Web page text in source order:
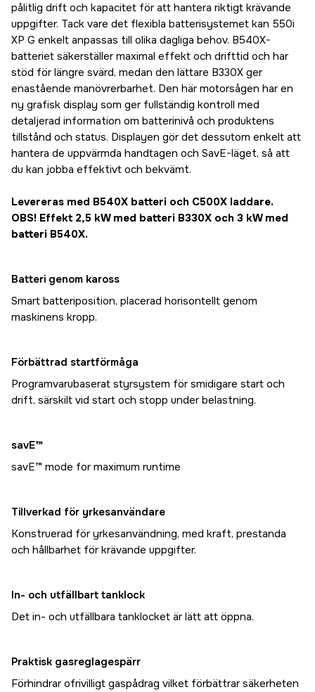
pålitlig drift och kapacitet för att hantera riktigt krävande
uppgifter. Tack vare det flexibla batterisystemet kan 550i
XP G enkelt anpassas till olika dagliga behov. B540X-
batteriet säkerställer maximal effekt och drifttid och har
stöd för längre svärd, medan den lättare B330X ger
enastående manövrerbarhet. Den här motorsågen har en
ny grafisk display som ger fullständig kontroll med
detaljerad information om batterinivå och produktens
tillstånd och status. Displayen gör det dessutom enkelt att
hantera de uppvärmda handtagen och SavE-läget, så att
du kan jobba effektivt och bekvämt.
Levereras med B540X batteri och C500X laddare.
OBS! Effekt 2,5 kW med batteri B330X och 3 kW med
batteri B540X.
Batteri genom kaross
Smart batteriposition, placerad horisontellt genom
maskinens kropp.
Förbättrad startförmåga
Programvarubaserat styrsystem för smidigare start och
drift, särskilt vid start och stopp under belastning.
savE™
savE™ mode for maximum runtime
Tillverkad för yrkesanvändare
Konstruerad för yrkesanvändning, med kraft, prestanda
och hållbarhet för krävande uppgifter.
In- och utfällbart tanklock
Det in- och utfällbara tanklocket är lätt att öppna.
Praktisk gasreglagespärr
Förhindrar ofrivilligt gaspådrag vilket förbättrar säkerheten